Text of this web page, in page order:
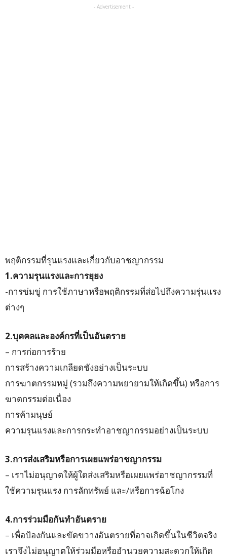
- Advertisement -
พฤติกรรมที่รุนแรงและเกี่ยวกับอาชญากรรม
1.ความรุนแรงและการยุยง
-การข่มขู่ การใช้ภาษาหรือพฤติกรรมที่ส่อไปถึงความรุ่นแรง
ต่างๆ
2.บุคคลและองค์กรที่เป็นอันตราย
– การก่อการร้าย
การสร้างความเกลียดชังอย่างเป็นระบบ
การฆาตกรรมหมู่ (รวมถึงความพยายามให้เกิดขึ้น) หรือการ
ฆาตกรรมต่อเนื่อง
การค้ามนุษย์
ความรุนแรงและการกระทำอาชญากรรมอย่างเป็นระบบ
3.การส่งเสริมหรือการเผยแพร่อาชญากรรม
– เราไม่อนุญาตให้ผู้ใดส่งเสริมหรือเผยแพร่อาชญากรรมที่
ใช้ความรุนแรง การลักทรัพย์ และ/หรือการฉ้อโกง
4.การร่วมมือกันทำอันตราย
– เพื่อป้องกันและขัดขวางอันตรายที่อาจเกิดขึ้นในชีวิตจริง
เราจึงไม่อนุญาตให้ร่วมมือหรืออำนวยความสะดวกให้เกิด